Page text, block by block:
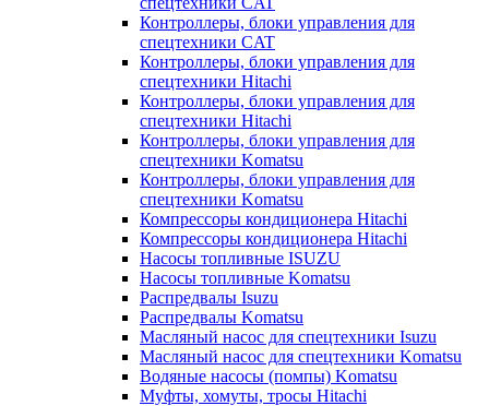
Контроллеры, блоки управления для
спецтехники CAT
Контроллеры, блоки управления для
спецтехники Hitachi
Контроллеры, блоки управления для
спецтехники Hitachi
Контроллеры, блоки управления для
спецтехники Komatsu
Контроллеры, блоки управления для
спецтехники Komatsu
Компрессоры кондиционера Hitachi
Компрессоры кондиционера Hitachi
Насосы топливные ISUZU
Насосы топливные Komatsu
Распредвалы Isuzu
Распредвалы Komatsu
Масляный насос для спецтехники Isuzu
Масляный насос для спецтехники Komatsu
Водяные насосы (помпы) Komatsu
Муфты, хомуты, тросы Hitachi